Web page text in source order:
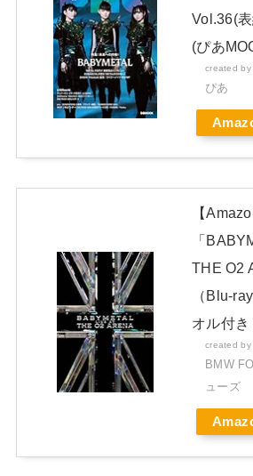
びきりに綺麗です…！」【画像】 NEW!
日本独自企画・限定生産盤「METAL
JAPAN EDITION)」着弾
【BABYMETAL】METAL FORTH
Vol.36(
(ぴあ
created
ぴあ
【
「
THE O2
（Blu-
オル付
created
BMW
ューズ